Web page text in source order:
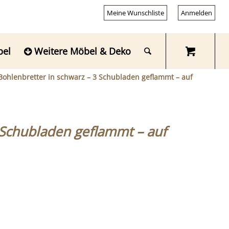
Meine Wunschliste Anmelden
Weitere Möbel & Deko
in schwarz – 3 Schubladen geflammt – auf
geflammt – auf